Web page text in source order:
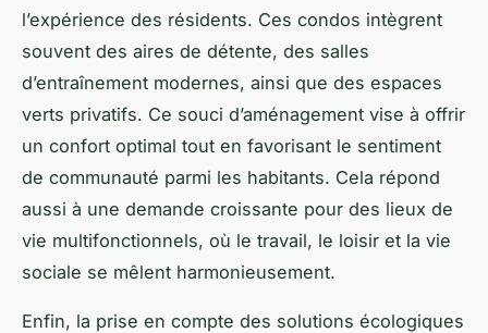
l’expérience des résidents. Ces condos intègrent
souvent des aires de détente, des salles
d’entraînement modernes, ainsi que des espaces
verts privatifs. Ce souci d’aménagement vise à offrir
un confort optimal tout en favorisant le sentiment
de communauté parmi les habitants. Cela répond
aussi à une demande croissante pour des lieux de
vie multifonctionnels, où le travail, le loisir et la vie
sociale se mêlent harmonieusement.
Enfin, la prise en compte des solutions écologiques